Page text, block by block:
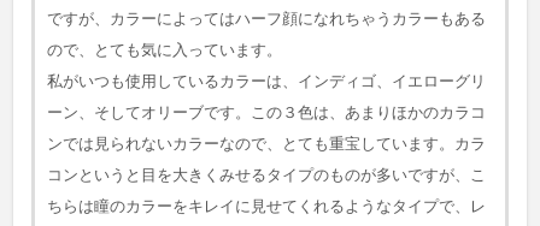
ですが、カラーによってはハーフ顔になれちゃうカラーもある
ので、とても気に入っています。
私がいつも使用しているカラーは、インディゴ、イエローグリ
ーン、そしてオリーブです。この３色は、あまりほかのカラコ
ンでは見られないカラーなので、とても重宝しています。カラ
コンというと目を大きくみせるタイプのものが多いですが、こ
ちらは瞳のカラーをキレイに見せてくれるようなタイプで、レ